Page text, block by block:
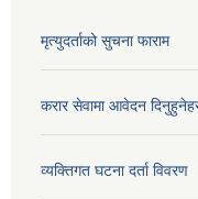
मृत्युदर्ताको सुचना फाराम
करार सेवामा आवेदन
व्यक्तिगत घटना दर्ता विवरण